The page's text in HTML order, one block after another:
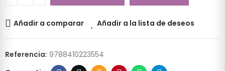
Añadir a comparar Añadir a la lista de deseos
Referencia: 9788410223554